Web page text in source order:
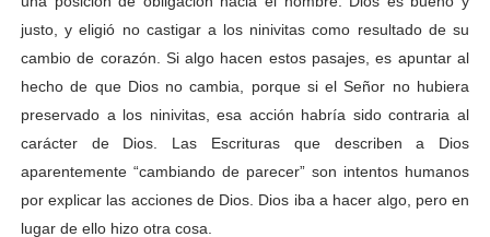
justo, y eligió no castigar a los ninivitas como resultado de su
cambio de corazón. Si algo hacen estos pasajes, es apuntar al
hecho de que Dios no cambia, porque si el Señor no hubiera
preservado a los ninivitas, esa acción habría sido contraria al
carácter de Dios. Las Escrituras que describen a Dios
aparentemente “cambiando de parecer” son intentos humanos
por explicar las acciones de Dios. Dios iba a hacer algo, pero en
lugar de ello hizo otra cosa.